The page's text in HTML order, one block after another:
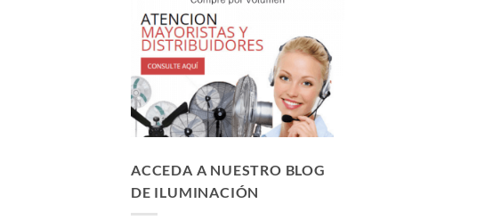
ACCEDA A NUESTRO BLOG
DE ILUMINACIÓN